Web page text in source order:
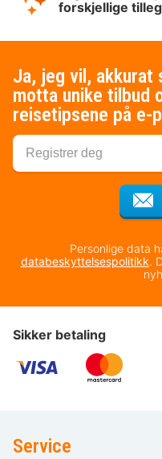
forskjellige
Ja, jeg vil, akkurat
motta unike tilbud
reisetipsene på e-
Personlige data
databeskyttelsespolitikk.
Sikker betaling
Service